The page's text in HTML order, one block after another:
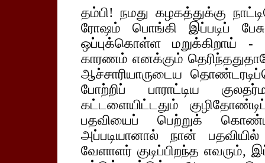
தம்பி! நமது கழகத்துக்கு
ரோஷம் பொங்கி இப்படிப்
ஒப்புக்கொள்ள மறுக்கிறாய் -
காரணம் எனக்கும்
ஆச்சாரியாருடைய
போற்றிப் பாராட்டிய
கட்டளையிட்டதும்
பதவியைப் பெற்றுக்
அப்படியானால் நான்
வேளாளர் குடிப்பிறந்த எவரும்,